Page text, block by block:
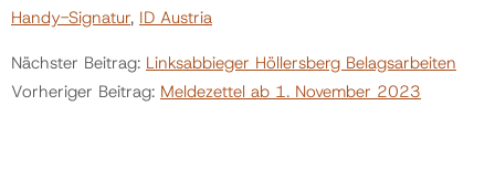
Handy-Signatur, ID Austria
Nächster Beitrag: Linksabbieger Höllersberg Belagsarbeiten
Vorheriger Beitrag: Meldezettel ab 1. November 2023